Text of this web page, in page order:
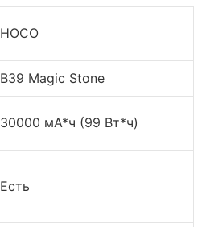
HOCO
B39 Magic Stone
30000 мА*ч (99 Вт*ч)
Есть